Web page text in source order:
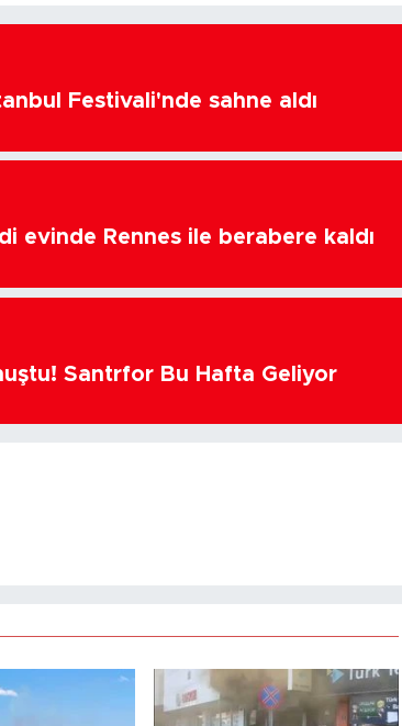
Festivali'nde sahne aldı
evinde Rennes ile berabere kaldı
Santrfor Bu Hafta Geliyor